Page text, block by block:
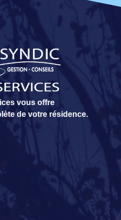
vous offre
de votre résidence.